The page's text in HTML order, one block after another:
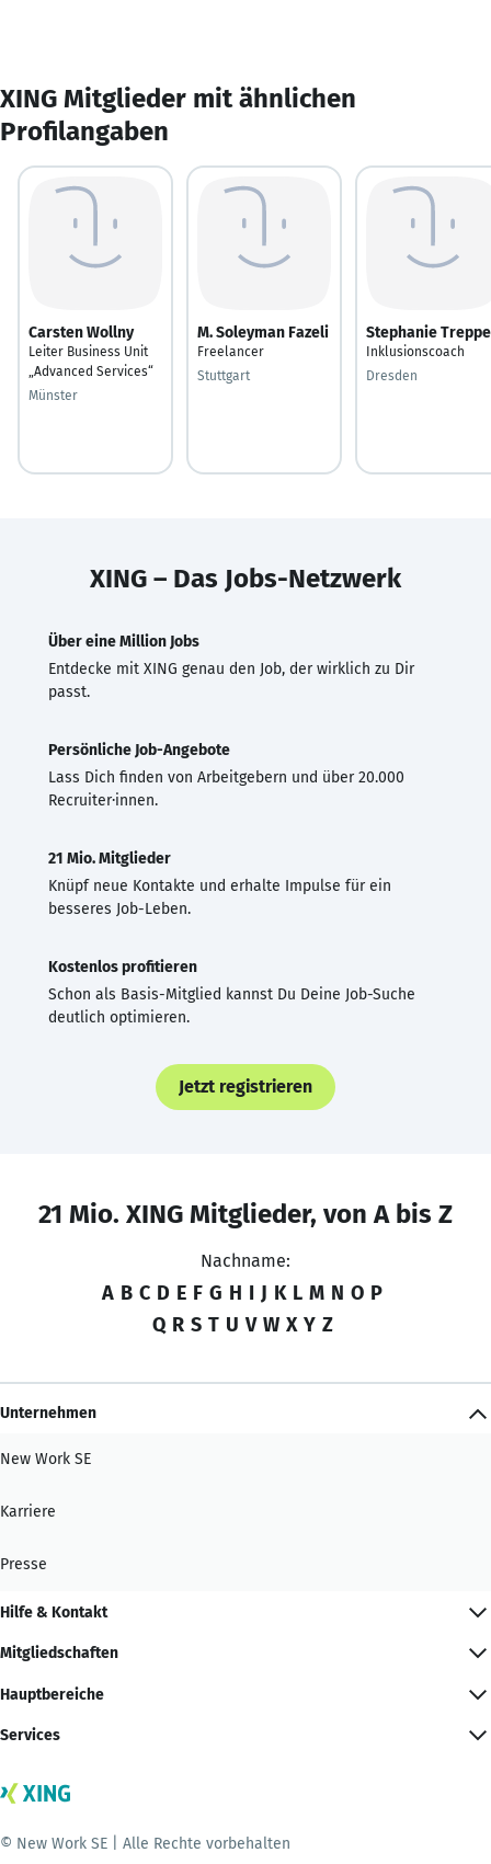
XING Mitglieder mit ähnlichen
Profilangaben
Carsten Wollny
Leiter Business Unit
„Advanced Services“
Münster
M. Soleyman Fazeli
Freelancer
Stuttgart
Stephanie Treppe
Inklusionscoach
Dresden
XING – Das Jobs-Netzwerk
Über eine Million Jobs
Entdecke mit XING genau den Job, der wirklich zu Dir
passt.
Persönliche Job-Angebote
Lass Dich finden von Arbeitgebern und über 20.000
Recruiter·innen.
21 Mio. Mitglieder
Knüpf neue Kontakte und erhalte Impulse für ein
besseres Job-Leben.
Kostenlos profitieren
Schon als Basis-Mitglied kannst Du Deine Job-Suche
deutlich optimieren.
Jetzt registrieren
21 Mio. XING Mitglieder, von A bis Z
Nachname:
A B C D E F G H I J K L M N O P
Q R S T U V W X Y Z
Unternehmen
New Work SE
Karriere
Presse
Hilfe & Kontakt
Mitgliedschaften
Hauptbereiche
Services
© New Work SE | Alle Rechte vorbehalten